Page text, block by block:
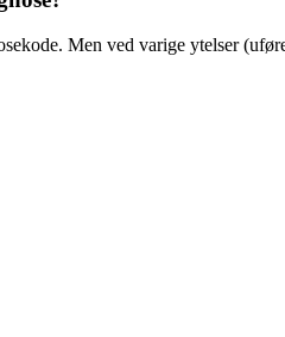
Men ved varige ytelser